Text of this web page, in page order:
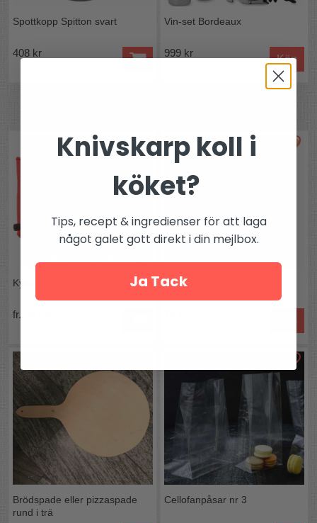
Spottkopp Spitton svart
408 kr
Vin-set Bordeaux
999 kr
Köp
Kylväska för boxvin
fr. 297 kr
Spjälka flexibel 40 cm
Brödspade eller pizzaspade
rund i trä
Cellofanpåsar nr 3
Knivskarp koll i
köket?
Tips, recept & ingredienser för att laga
något galet gott direkt i din mejlbox.
Ja Tack